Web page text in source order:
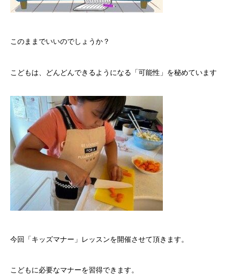
このままでいいのでしょうか？
こどもは、どんどんできるようになる「可能性」を秘めています
今回「キッズマナー」レッスンを開催させて頂きます。
こどもに必要なマナーを習得できます。